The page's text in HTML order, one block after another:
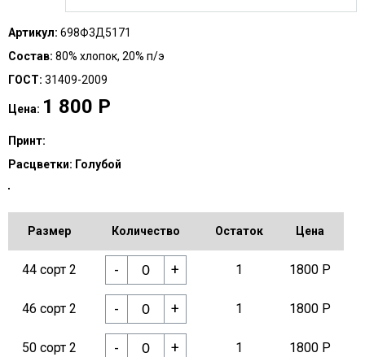
Артикул: 698Ф3Д5171
Состав: 80% хлопок, 20% п/э
ГОСТ: 31409-2009
Цена: 1 800 Р
Принт:
Расцветки: Голубой
Размер Количество Остаток Цена
44 сорт 2 +
- 1 1800 Р
46 сорт 2 +
- 1 1800 Р
50 сорт 2 +
- 1 1800 Р